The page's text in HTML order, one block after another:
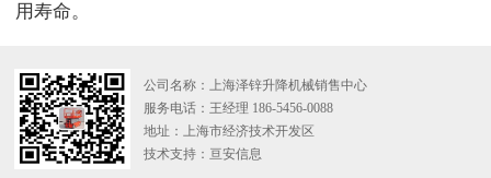
用寿命。
公司名称：上海泽锌升降机械销售中心
服务电话：王经理 186-5456-0088
地址：上海市经济技术开发区
技术支持： 亘安信息